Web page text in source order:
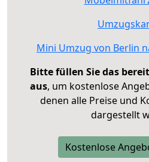
Mini Umzug von Berlin
Bitte füllen Sie das
aus, um kostenlose
denen alle Preise und
dargestellt
Kostenlose